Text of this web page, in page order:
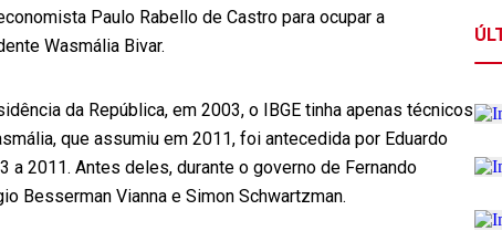
Paulo Rabello de Castro para ocupar a
Wasmália Bivar.
da República, em 2003, o IBGE tinha apenas técnicos
que assumiu em 2011, foi antecedida por Eduardo
a 2011. Antes deles, durante o governo de Fernando
Besserman Vianna e Simon Schwartzman.